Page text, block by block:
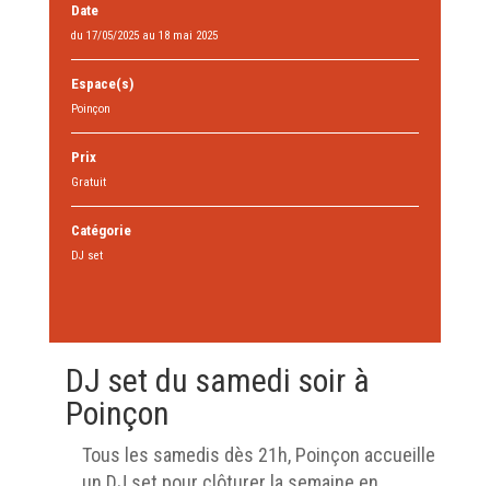
Date
du 17/05/2025 au 18 mai 2025
Espace(s)
Poinçon
Prix
Gratuit
Catégorie
DJ set
DJ set du samedi soir à
Poinçon
Tous les samedis dès 21h, Poinçon accueille